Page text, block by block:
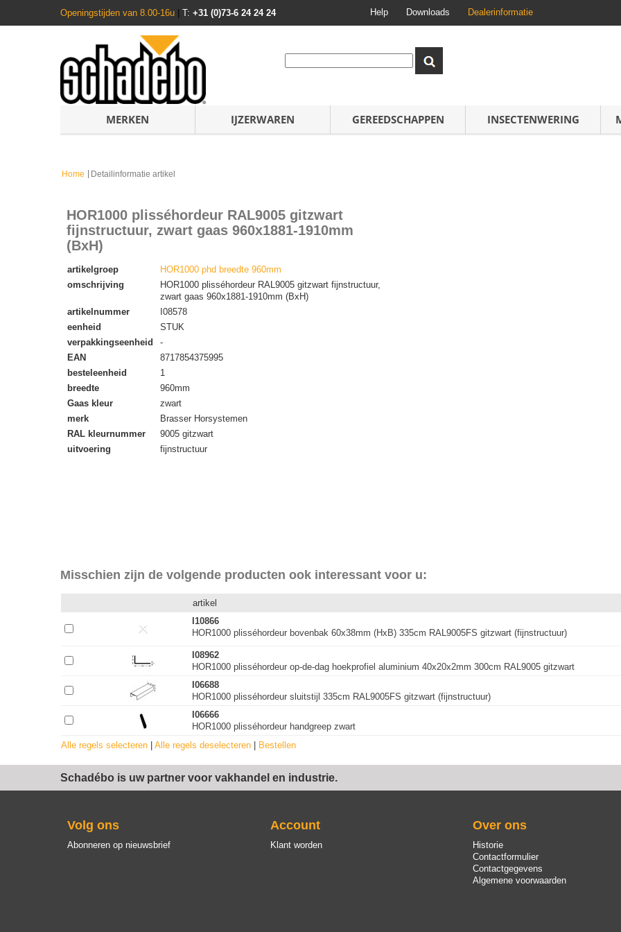
Openingstijden van 8.00-16u T: +31 (0)73-6 24 24 24 Help Downloads Dealerinformatie
MERKEN IJZERWAREN GEREEDSCHAPPEN INSECTENWERING
Home Detailinformatie artikel
HOR1000 plisséhordeur RAL9005 gitzwart
fijnstructuur, zwart gaas 960x1881-1910mm
(BxH)
artikelgroep
HOR1000 phd breedte 960mm
omschrijving
HOR1000 plisséhordeur RAL9005 gitzwart fijnstructuur,
zwart gaas 960x1881-1910mm (BxH)
artikelnummer
I08578
eenheid
STUK
verpakkingseenheid
-
EAN
8717854375995
besteleenheid
1
breedte
960mm
Gaas kleur
zwart
merk
Brasser Horsystemen
RAL kleurnummer
9005 gitzwart
uitvoering
fijnstructuur
Misschien zijn de volgende producten ook interessant voor u:
artikel
I10866
HOR1000 plisséhordeur bovenbak 60x38mm (HxB) 335cm RAL9005FS gitzwart (fijnstructuur)
I08962
HOR1000 plisséhordeur op-de-dag hoekprofiel aluminium 40x20x2mm 300cm RAL9005 gitzwart
I06688
HOR1000 plisséhordeur sluitstijl 335cm RAL9005FS gitzwart (fijnstructuur)
I06666
HOR1000 plisséhordeur handgreep zwart
Alle regels selecteren Alle regels deselecteren Bestellen
Schadébo is uw partner voor vakhandel en industrie.
Volg ons
Abonneren op nieuwsbrief
Account
Klant worden
Over ons
Historie
Contactformulier
Contactgegevens
Algemene voorwaarden